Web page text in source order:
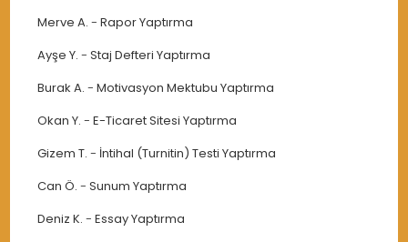
Merve A. -Rapor Yaptırma
Ayşe Y. -Staj Defteri Yaptırma
Burak A. -Motivasyon Mektubu Yaptırma
Okan Y. -E-Ticaret Sitesi Yaptırma
Gizem T. - İntihal (Turnitin) Testi Yaptırma
Can Ö. -Sunum Yaptırma
Deniz K. -Essay Yaptırma